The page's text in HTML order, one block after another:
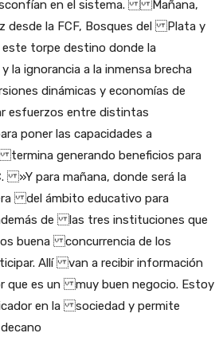
en el sistema. Mañana,
desde la FCF, Bosques del Plata y
torpe destino donde la
ignorancia a la inmensa brecha
dinámicas y economías de
entre distintas
poner las capacidades a
generando beneficios para
»Y para mañana, donde será la
del ámbito educativo para
de las tres instituciones que
buena concurrencia de los
Allí van a recibir información
que es un muy buen negocio. Estoy
en la sociedad y permite